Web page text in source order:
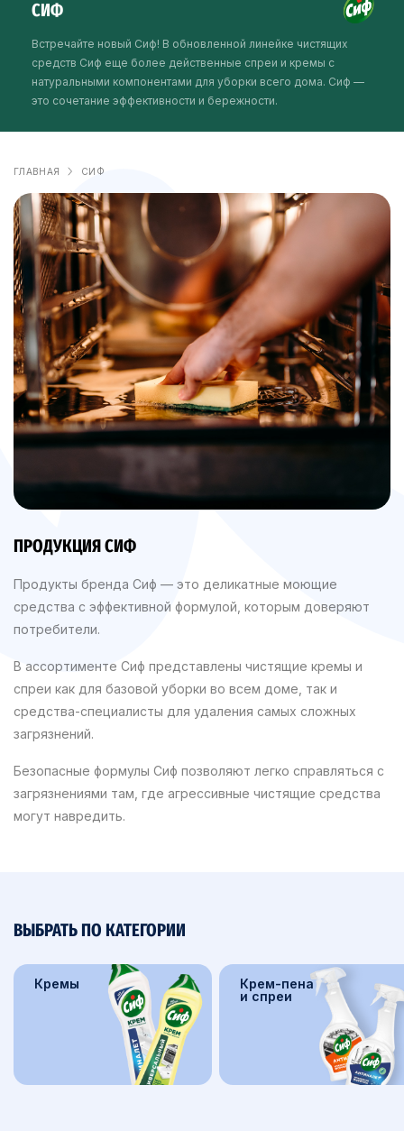
СИФ
Встречайте новый Сиф! В обновленной линейке чистящих
средств Сиф еще более действенные спреи и кремы с
натуральными компонентами для уборки всего дома. Сиф —
это сочетание эффективности и бережности.
ГЛАВНАЯ СИФ
ПРОДУКЦИЯ СИФ
Продукты бренда Сиф — это деликатные моющие
средства с эффективной формулой, которым доверяют
потребители.
В ассортименте Сиф представлены чистящие кремы и
спреи как для базовой уборки во всем доме, так и
средства-специалисты для удаления самых сложных
загрязнений.
Безопасные формулы Сиф позволяют легко справляться с
загрязнениями там, где агрессивные чистящие средства
могут навредить.
ВЫБРАТЬ ПО КАТЕГОРИИ
Кремы
Крем-пена
и спреи